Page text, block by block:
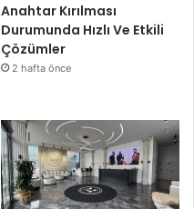
Anahtar Kırılması
Durumunda Hızlı Ve Etkili
Çözümler
2 hafta önce